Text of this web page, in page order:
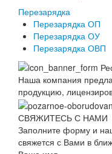
Перезарядка
Перезарядка ОП
Перезарядка ОУ
Перезарядка ОВП
Наша компания
продукцию,
СВЯЖИТЕСЬ С НАМИ
Заполните форму и
свяжется с Вами в